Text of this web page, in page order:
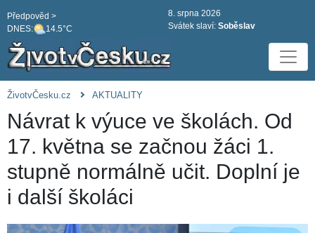
DNES: 14.5°C
Předpověd >
8. srpna 2026
Svátek slaví: Soběslav
ŽivotvČesku.cz AKTUALITY
Návrat k výuce ve školách. Od
17. května se začnou žáci 1.
stupně normálně učit. Doplní je
i další školáci